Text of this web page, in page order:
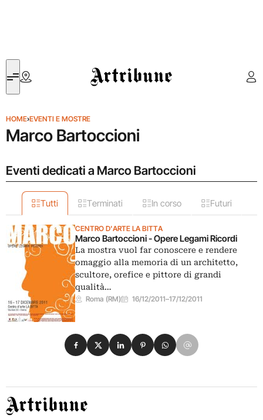
Artribune
HOME›EVENTI E MOSTRE
Marco Bartoccioni
Eventi dedicati a Marco Bartoccioni
Tutti Terminati In corso Futuri
CENTRO D'ARTE LA BITTA
Marco Bartoccioni - Opere Legami Ricordi
La mostra vuol far conoscere e rendere
omaggio alla memoria di un architetto,
scultore, orefice e pittore di grandi
qualità…
Roma (RM) 16/12/2011–17/12/2011
Condividi su Facebook
Condividi su X
Condividi su LinkedIn
Condividi su Pinterest
Condividi su WhatsApp
Condividi su Email
Artribune